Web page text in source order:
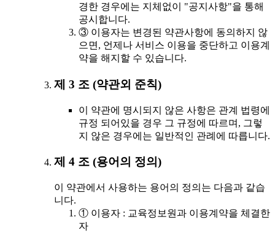
경한 경우에는 지체없이 "공지사항"을 통해
공시합니다.
③ 이용자는 변경된 약관사항에 동의하지 않
으면, 언제나 서비스 이용을 중단하고 이용계
약을 해지할 수 있습니다.
제 3 조 (약관외 준칙)
이 약관에 명시되지 않은 사항은 관계 법령에
규정 되어있을 경우 그 규정에 따르며, 그렇
지 않은 경우에는 일반적인 관례에 따릅니다.
제 4 조 (용어의 정의)
이 약관에서 사용하는 용어의 정의는 다음과 같습
니다.
① 이용자 : 교육정보원과 이용계약을 체결한
자